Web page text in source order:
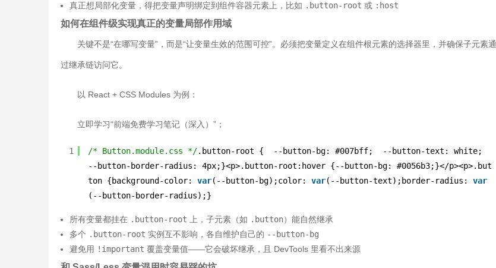
真正想局部化变量，得把变量声明绑定到组件容器元素上，比如 .button-root 或 :host
如何在组件级实现真正的变量局部作用域
关键不是“在哪写变量”，而是“让变量生效的范围可控”。必须把变量定义在组件根元素的选择器里，并确保子元素通
过继承链访问它。
以 React + CSS Modules 为例：
立即学习“前端免费学习笔记（深入）”；
1 /* Button.module.css */.button-root {  --button-bg: #007bff;  --button-text: white;
--button-border-radius: 4px;}<p>.button-root:hover {--button-bg: #0056b3;}</p><p>.but
ton {background-color: var(--button-bg);color: var(--button-text);border-radius: var
(--button-border-radius);}
所有变量都挂在 .button-root 上，子元素（如 .button）能自然继承
多个 .button-root 实例互不影响，各自维护自己的 --button-bg
避免用 !important 覆盖变量值——它会破坏继承，且 DevTools 里看不出来源